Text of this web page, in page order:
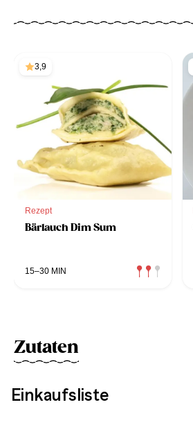
3,9
Rezept
Bärlauch Dim Sum
15–30 MIN
Zutaten